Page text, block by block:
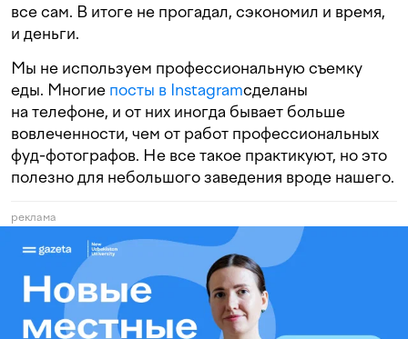
все сам. В итоге не прогадал, сэкономил и время,
и деньги.
Мы не используем профессиональную съемку
еды. Многие посты в Instagramсделаны
на телефоне, и от них иногда бывает больше
вовлеченности, чем от работ профессиональных
фуд-фотографов. Не все такое практикуют, но это
полезно для небольшого заведения вроде нашего.
реклама